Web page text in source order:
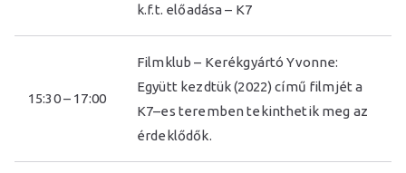
k.f.t. előadása – K7
15:30 – 17:00
Filmklub – Kerékgyártó Yvonne:
Együtt kezdtük (2022) című filmjét a
K7–es teremben tekinthetik meg az
érdeklődők.